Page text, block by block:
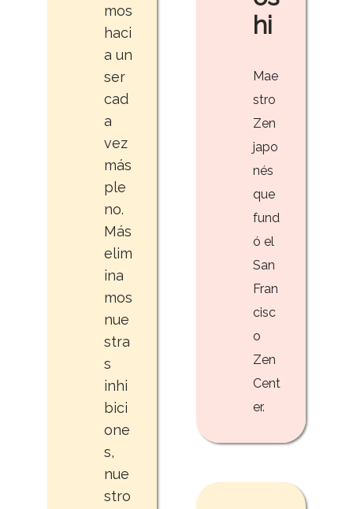
mos
haci
a un
ser
cad
a
vez
más
ple
no.
Más
elim
ina
mos
nue
stra
s
inhi
bici
one
s,
nue
stro
hi
Mae
stro
Zen
japo
nés
que
fund
ó el
San
Fran
cisc
o
Zen
Cent
er.